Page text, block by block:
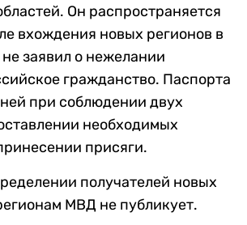
Он распространяется
вхождения новых регионов в
заявил о нежелании
гражданство. Паспорта
при соблюдении двух
необходимых
присяги.
получателей новых
МВД не публикует.